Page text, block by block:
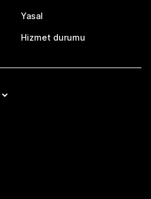
Yasal
Hizmet durumu